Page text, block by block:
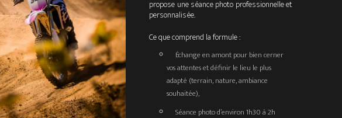
propose une séance photo professionnelle et
personnalisée.
Ce que comprend la formule :
Échange en amont pour bien cerner
vos attentes et définir le lieu le plus
adapté (terrain, nature, ambiance
souhaitée),
Séance photo d’environ1h30 à 2h